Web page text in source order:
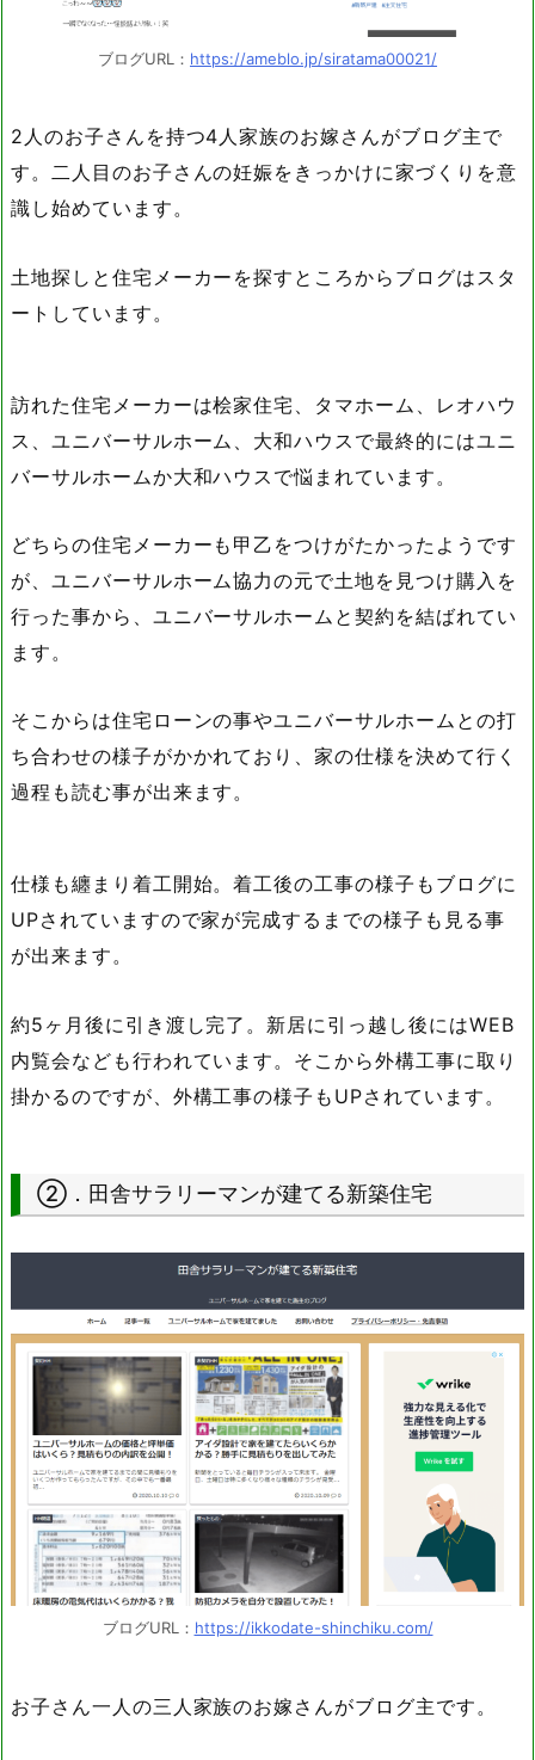
ブログURL： https://ameblo.jp/siratama00021/
2人のお子さんを持つ4人家族のお嫁さんがブログ主で
す。二人目のお子さんの妊娠をきっかけに家づくりを意
識し始めています。
土地探しと住宅メーカーを探すところからブログはスタ
ートしています。
訪れた住宅メーカーは桧家住宅、タマホーム、レオハウ
ス、ユニバーサルホーム、大和ハウスで最終的にはユニ
バーサルホームか大和ハウスで悩まれています。
どちらの住宅メーカーも甲乙をつけがたかったようです
が、ユニバーサルホーム協力の元で土地を見つけ購入を
行った事から、ユニバーサルホームと契約を結ばれてい
ます。
そこからは住宅ローンの事やユニバーサルホームとの打
ち合わせの様子がかかれており、家の仕様を決めて行く
過程も読む事が出来ます。
仕様も纏まり着工開始。着工後の工事の様子もブログに
UPされていますので家が完成するまでの様子も見る事
が出来ます。
約5ヶ月後に引き渡し完了。新居に引っ越し後にはWEB
内覧会なども行われています。そこから外構工事に取り
掛かるのですが、外構工事の様子もUPされています。
②．田舎サラリーマンが建てる新築住宅
ブログURL： https://ikkodate-shinchiku.com/
お子さん一人の三人家族のお嫁さんがブログ主です。